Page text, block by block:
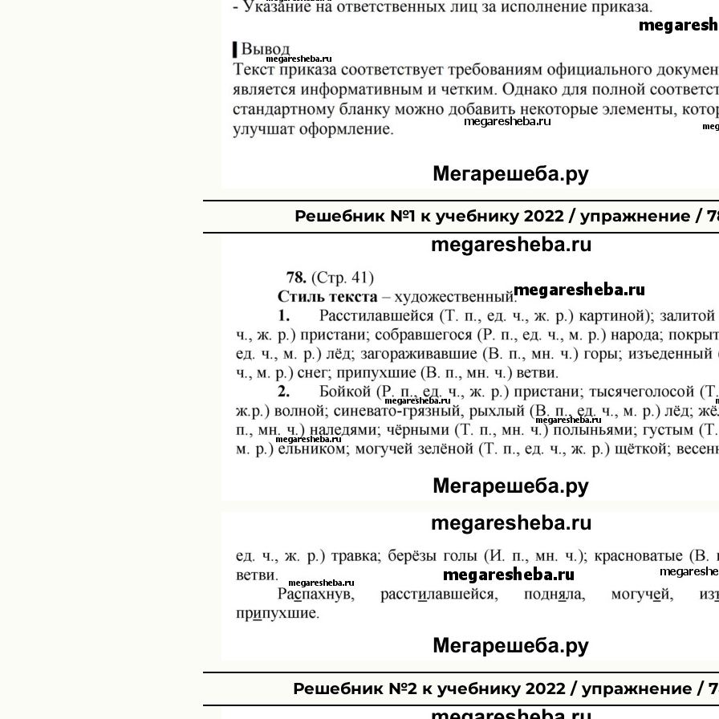
Решебник №1 к учебнику 2022 / упражнение /
Решебник №2 к учебнику 2022 / упражнение /